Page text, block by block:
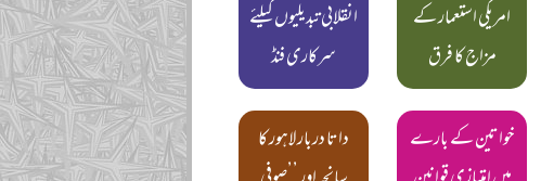
امریکی استعمار کے
مزاج کا فرق
انقلابی تبدیلیوں کیلئے
سرکاری فنڈ
خواتین کے بارے
داتا دربار لاہور کا